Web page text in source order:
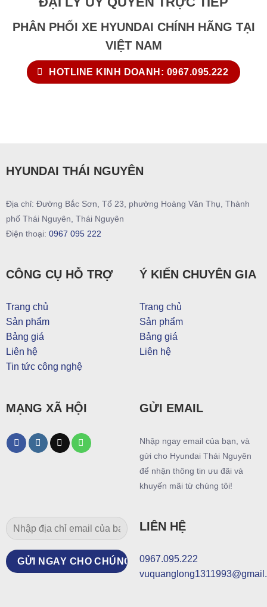
PHÂN PHỐI XE HYUNDAI CHÍNH HÃNG TẠI
VIỆT NAM
HOTLINE KINH DOANH: 0967.095.222
HYUNDAI THÁI NGUYÊN
Địa chỉ: Đường Bắc Sơn, Tổ 23, phường Hoàng Văn Thụ, Thành
phố Thái Nguyên, Thái Nguyên
Điện thoại: 0967 095 222
CÔNG CỤ HỖ TRỢ
Trang chủ
Sản phẩm
Bảng giá
Liên hệ
Tin tức công nghệ
Ý KIẾN CHUYÊN GIA
Trang chủ
Sản phẩm
Bảng giá
Liên hệ
MẠNG XÃ HỘI GỬI EMAIL
Nhập ngay email của bạn, và
gửi cho Hyundai Thái Nguyên
để nhận thông tin ưu đãi và
khuyến mãi từ chúng tôi!
LIÊN HỆ
0967.095.222